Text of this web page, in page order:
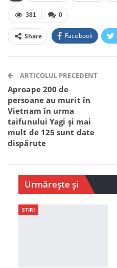
0
381
Share Facebook
Telegram WhatsApp
ARTICOLUL PRECEDENT
Aproape 200 de
persoane au murit în
Vietnam în urma
taifunului Yagi și mai
mult de 125 sunt date
dispărute
Urmărește și
STIRI